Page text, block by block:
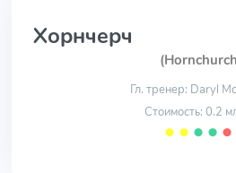
Хорнчерч
Гл. тренер: Daryl
Стоимость: 0.2
⬤ ⬤ ⬤ ⬤ ⬤